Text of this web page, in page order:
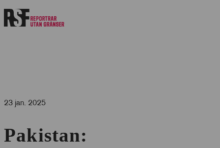
23 jan. 2025
Pakistan: